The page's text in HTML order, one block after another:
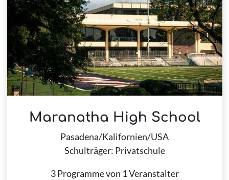
Maranatha High School
Pasadena/Kalifornien/USA
Schulträger: Privatschule
3 Programme von 1 Veranstalter